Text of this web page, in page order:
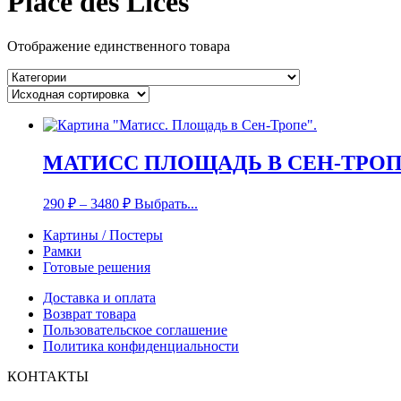
Отображение единственного товара
МАТИСС ПЛОЩАДЬ В СЕН-
290 ₽ – 3480 ₽ Выбрать...
Картины / Постеры
Рамки
Готовые решения
Доставка и оплата
Возврат товара
Пользовательское соглашение
Политика конфиденциальности
КОНТАКТЫ